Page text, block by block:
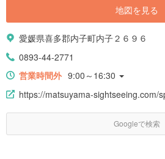
地図を見る
愛媛県喜多郡内子町内子２６９６
0893-44-2771
営業時間外 9:00～16:30
https://matsuyama-sightseeing.com/
Googleで検索